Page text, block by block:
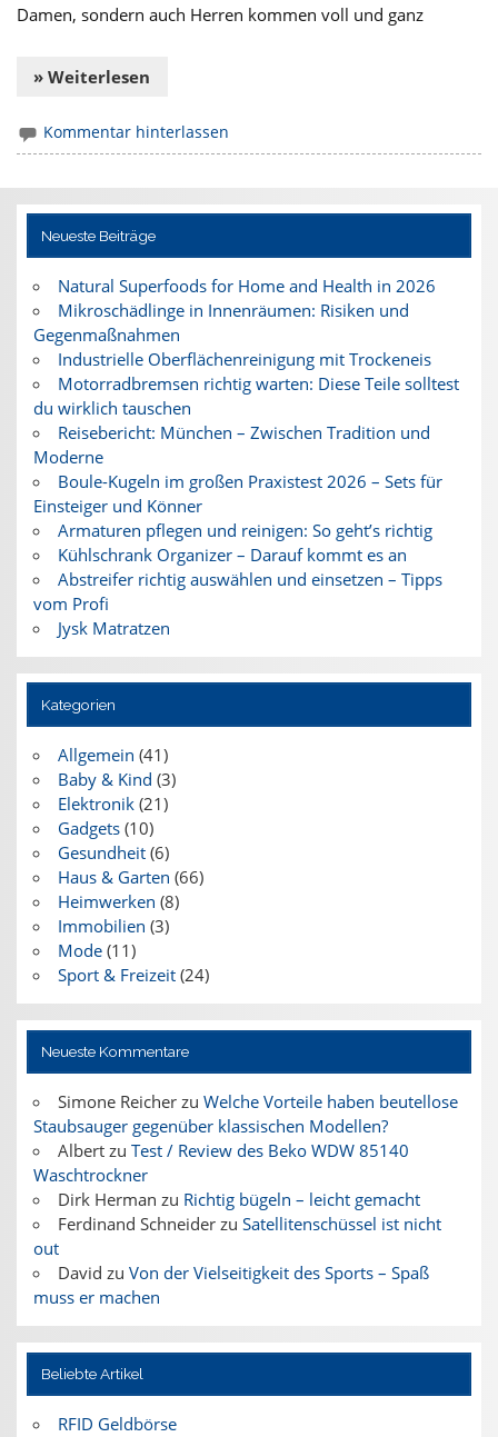
Damen, sondern auch Herren kommen voll und ganz
» Weiterlesen
Kommentar hinterlassen
Neueste Beiträge
Natural Superfoods for Home and Health in 2026
Mikroschädlinge in Innenräumen: Risiken und
Gegenmaßnahmen
Industrielle Oberflächenreinigung mit Trockeneis
Motorradbremsen richtig warten: Diese Teile solltest
du wirklich tauschen
Reisebericht: München – Zwischen Tradition und
Moderne
Boule-Kugeln im großen Praxistest 2026 – Sets für
Einsteiger und Könner
Armaturen pflegen und reinigen: So geht’s richtig
Kühlschrank Organizer – Darauf kommt es an
Abstreifer richtig auswählen und einsetzen – Tipps
vom Profi
Jysk Matratzen
Kategorien
Allgemein (41)
Baby & Kind (3)
Elektronik(21)
Gadgets(10)
Gesundheit(6)
Haus & Garten (66)
Heimwerken (8)
Immobilien (3)
Mode(11)
Sport & Freizeit(24)
Neueste Kommentare
Simone Reicherzu Welche Vorteile haben beutellose
Staubsauger gegenüber klassischen Modellen?
Albertzu Test / Review des Beko WDW 85140
Waschtrockner
Dirk Herman zu Richtig bügeln – leicht gemacht
Ferdinand Schneiderzu Satellitenschüssel ist nicht
out
David zu Von der Vielseitigkeit des Sports – Spaß
muss er machen
Beliebte Artikel
RFID Geldbörse